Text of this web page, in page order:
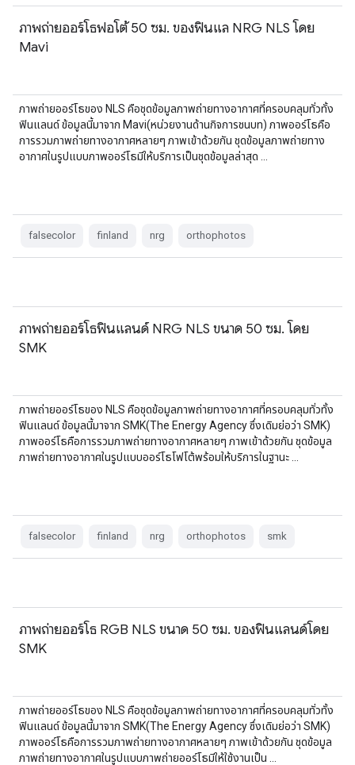
ภาพถ่ายออร์โธฟอโต้ 50 ซม. ของฟินแล NRG NLS โดย
Mavi
ภาพถ่ายออร์โธของ NLS คือชุดข้อมูลภาพถ่ายทางอากาศที่ครอบคลุมทั่วทั้ง
ฟินแลนด์ ข้อมูลนี้มาจาก Mavi(หน่วยงานด้านกิจการชนบท) ภาพออร์โธคือ
การรวมภาพถ่ายทางอากาศหลายๆ ภาพเข้าด้วยกัน ชุดข้อมูลภาพถ่ายทาง
อากาศในรูปแบบภาพออร์โธมีให้บริการเป็นชุดข้อมูลล่าสุด …
falsecolor finland nrg orthophotos
ภาพถ่ายออร์โธฟินแลนด์ NRG NLS ขนาด 50 ซม. โดย
SMK
ภาพถ่ายออร์โธของ NLS คือชุดข้อมูลภาพถ่ายทางอากาศที่ครอบคลุมทั่วทั้ง
ฟินแลนด์ ข้อมูลนี้มาจาก SMK(The Energy Agency ซึ่งเดิมย่อว่า SMK)
ภาพออร์โธคือการรวมภาพถ่ายทางอากาศหลายๆ ภาพเข้าด้วยกัน ชุดข้อมูล
ภาพถ่ายทางอากาศในรูปแบบออร์โธโฟโต้พร้อมให้บริการในฐานะ …
falsecolor finland nrg orthophotos smk
ภาพถ่ายออร์โธ RGB NLS ขนาด 50 ซม. ของฟินแลนด์โดย
SMK
ภาพถ่ายออร์โธของ NLS คือชุดข้อมูลภาพถ่ายทางอากาศที่ครอบคลุมทั่วทั้ง
ฟินแลนด์ ข้อมูลนี้มาจาก SMK(The Energy Agency ซึ่งเดิมย่อว่า SMK)
ภาพออร์โธคือการรวมภาพถ่ายทางอากาศหลายๆ ภาพเข้าด้วยกัน ชุดข้อมูล
ภาพถ่ายทางอากาศในรูปแบบภาพถ่ายออร์โธมีให้ใช้งานเป็น …